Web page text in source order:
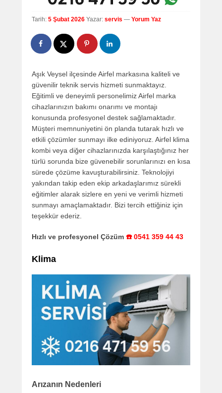
Tarih: 5 Şubat 2026 Yazar: servis — Yorum Yaz
Aşık Veysel ilçesinde Airfel markasına kaliteli ve
güvenilir teknik servis hizmeti sunmaktayız.
Eğitimli ve deneyimli personelimiz Airfel marka
cihazlarınızın bakımı onarımı ve montajı
konusunda profesyonel destek sağlamaktadır.
Müşteri memnuniyetini ön planda tutarak hızlı ve
etkili çözümler sunmayı ilke ediniyoruz. Airfel klima
kombi veya diğer cihazlarınızda karşılaştığınız her
türlü sorunda bize güvenebilir sorunlarınızı en kısa
sürede çözüme kavuşturabilirsiniz. Teknolojiyi
yakından takip eden ekip arkadaşlarımız sürekli
eğitimler alarak sizlere en yeni ve verimli hizmeti
sunmayı amaçlamaktadır. Bizi tercih ettiğiniz için
teşekkür ederiz.
Hızlı ve profesyonel Çözüm ☎️ 0541 359 44 43
Klima
Arızanın Nedenleri